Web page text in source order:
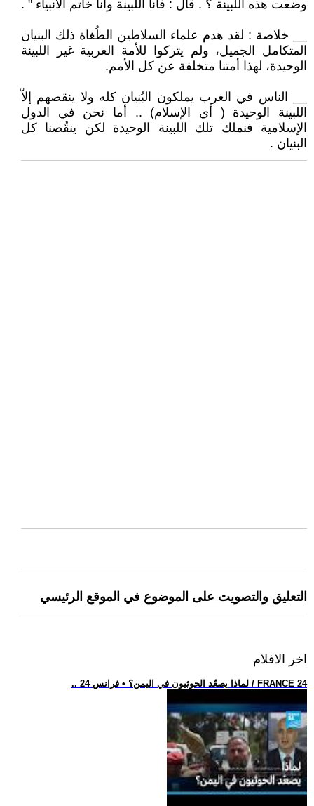
وضعت هذه اللبينة ؟ . قال : فأنا اللبينة وأنا خاتم الأنبياء " .
__ خلاصة : لقد هدم علماء السلاطين الطُغاة ذلك البنيان
المتكامل الجميل، ولم يتركوا للأمة العربية غير اللبينة
الوحيدة، لهذا أمتنا متخلفة عن كل الأمم.
__ الناس في الغرب يملكون البُنيان كله ولا ينقصهم إلاّ
اللبينة الوحيدة ( أي الإسلام) .. أما نحن في الدول
الإسلامية فنملك تلك اللبينة الوحيدة لكن ينقُصنا كل
البنيان .
التعليق والتصويت على الموضوع في الموقع الرئيسي
اخر الافلام
.. لماذا يصعّد الحوثيون في اليمن؟ • فرانس 24 / FRANCE 24